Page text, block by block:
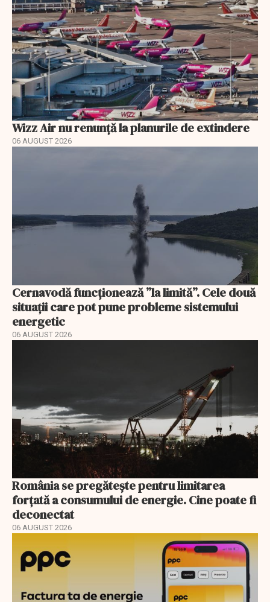
Wizz Air nu renunță la planurile de extindere
06 AUGUST 2026
Cernavodă funcționează ”la limită”. Cele două
situații care pot pune probleme sistemului
energetic
06 AUGUST 2026
România se pregătește pentru limitarea
forțată a consumului de energie. Cine poate fi
deconectat
06 AUGUST 2026